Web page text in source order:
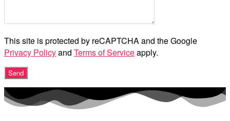
This site is protected by reCAPTCHA and the Google
Privacy Policyand Terms of Serviceapply.